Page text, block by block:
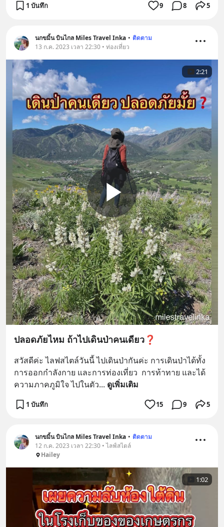
1 บันทึก 9 8 5
นกขมิ้น บินไกล Miles Travel Inka • ติดตาม
13 ก.ค. 2023 เวลา 22:30 • ท่องเที่ยว
2:21
ปลอดภัยไหม ถ้าไปเดินป่าคนเดียว❓
สวัสดีค่ะ ไลฟสไตล์วันนี้ ไปเดินป่ากันค่ะ การเดินป่าได้ทั้ง
การออกกำลังกาย และการท่องเที่ยว  การท้าทาย และได้
ความภาคภูมิใจ ไปในตัว... ดูเพิ่มเติม
1 บันทึก 15 9 5
นกขมิ้น บินไกล Miles Travel Inka • ติดตาม
12 ก.ค. 2023 เวลา 22:30 • ไลฟ์สไตล์
Hailey
1:02